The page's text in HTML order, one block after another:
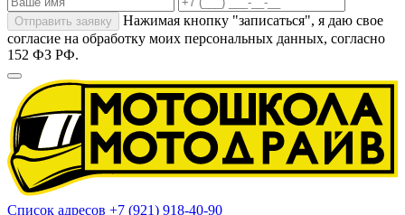
Отправить заявку
Нажимая кнопку "записаться", я даю свое
согласие на обработку моих персональных данных, согласно
152 ФЗ РФ.
Список адресов +7 (921) 918-40-90